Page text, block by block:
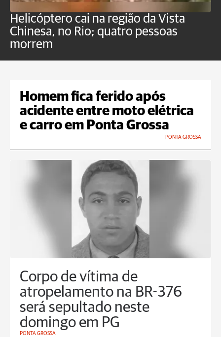
Helicóptero cai na região da Vista
Chinesa, no Rio; quatro pessoas
morrem
Homem fica ferido após
acidente entre moto elétrica
e carro em Ponta Grossa
PONTA GROSSA
Corpo de vítima de
atropelamento na BR-376
será sepultado neste
domingo em PG
PONTA GROSSA